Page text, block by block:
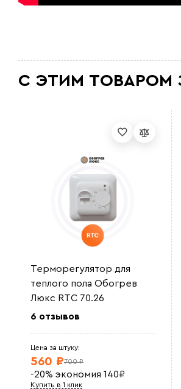
С ЭТИМ ТОВАРОМ
Терморегулятор для
теплого пола Обогрев
Люкс RTC 70.26
6 отзывов
Цена за штуку:
700 ₽
560 ₽
-20% экономия 140₽
Купить в 1 клик